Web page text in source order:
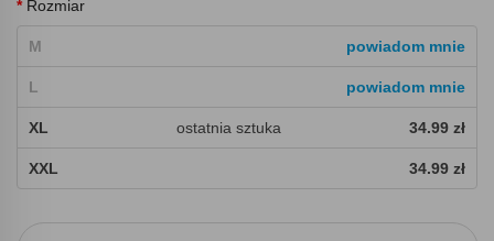
Rozmiar
M powiadom mnie
L powiadom mnie
XL ostatnia sztuka 34.99 zł
XXL 34.99 zł